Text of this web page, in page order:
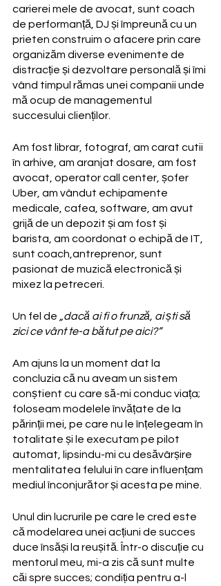
carierei mele de avocat, sunt coach
de performanță, DJ și împreună cu un
prieten construim o afacere prin care
organizăm diverse evenimente de
distracție și dezvoltare personală și îmi
vând timpul rămas unei companii unde
mă ocup de managementul
succesului clienților.
Am fost librar, fotograf, am carat cutii
în arhive, am aranjat dosare, am fost
avocat, operator call center, șofer
Uber, am vândut echipamente
medicale, cafea, software, am avut
grijă de un depozit și am fost și
barista, am coordonat o echipă de IT,
sunt coach,antreprenor, sunt
pasionat de muzică electronică și
mixez la petreceri.
Un fel de „dacă ai fi o frunză, ai ști să
zici ce vânt te-a bătut pe aici?”
Am ajuns la un moment dat la
concluzia că nu aveam un sistem
conștient cu care să-mi conduc viața;
foloseam modelele învățate de la
părinții mei, pe care nu le înțelegeam în
totalitate și le executam pe pilot
automat, lipsindu-mi cu desăvârșire
mentalitatea felului în care influențam
mediul înconjurător și acesta pe mine.
Unul din lucrurile pe care le cred este
că modelarea unei acțiuni de succes
duce însăși la reușită. Într-o discuție cu
mentorul meu, mi-a zis că sunt multe
căi spre succes; condiția pentru a-l